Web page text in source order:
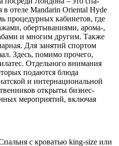
отеле Mandarin Oriental Hyde
процедурных кабинетов, где
обертываниями, арома-,
и многим другим. Также
Для занятий спортом
Здесь, помимо прочего,
Отдельного внимания
подаются блюда
и интернациональной
открыты бизнес-
мероприятий, включая
с кроватью king-size или